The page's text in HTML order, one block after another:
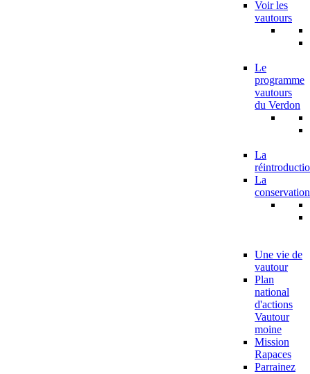
Voir les
vautours
Le
programme
vautours
du Verdon
La
La
conservation
Une vie de
vautour
Plan
national
d'actions
Vautour
moine
Mission
Rapaces
Parrainez